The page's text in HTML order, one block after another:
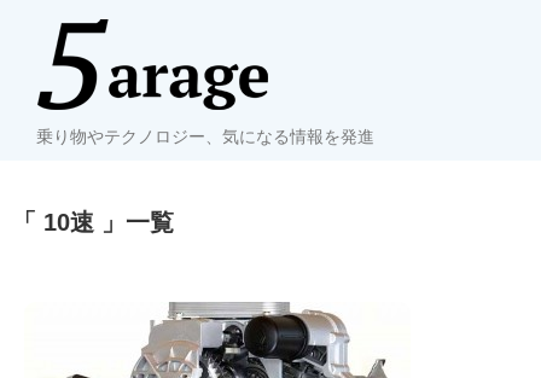
乗り物やテクノロジー、気になる情報を発進
「 10速 」一覧